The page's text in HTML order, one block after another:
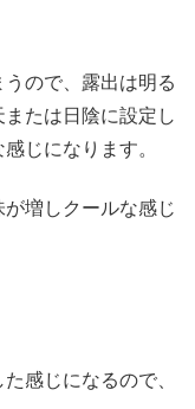
ので、露出は明る
たは日陰に設定し
じになります。
増しクールな感じ
感じになるので、